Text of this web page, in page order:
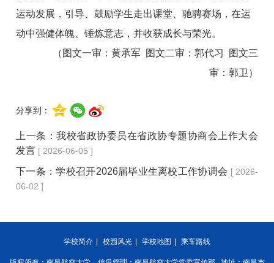
运动发展，引导、鼓励学生走出课堂、驰骋赛场，在运
动中强健体魄、锤炼意志，并收获成长与荣光。
（图文一审：黄承军 图文二审：郭代习 图文三
审：郭卫）
分享到：
上一条：我校省政协委员在省政协专题协商会上作大会
发言 [ 2026-06-05 ]
下一条：学校召开2026届毕业生离校工作协调会 [ 2026-
06-02 ]
学校简介 校园风光 学校地图 乘车路线